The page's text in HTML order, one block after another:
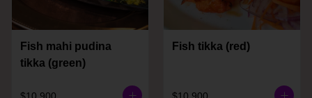
Fish mahi pudina
tikka (green)
Fish tikka (red)